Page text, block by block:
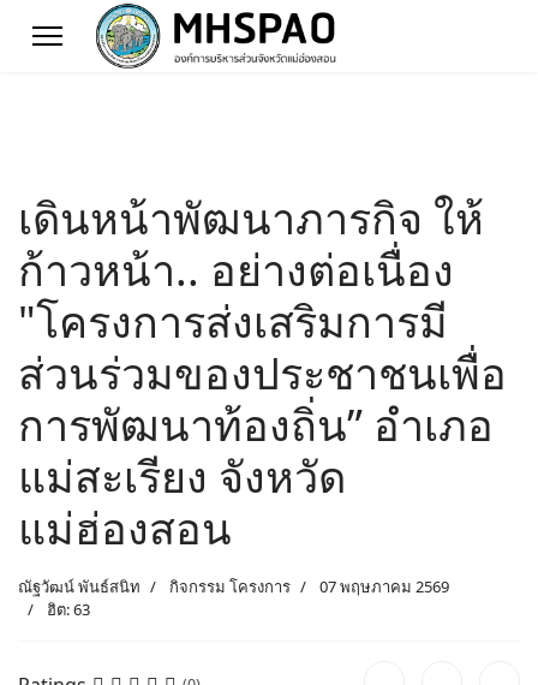
เดินหน้าพัฒนาภารกิจ ให้
ก้าวหน้า.. อย่างต่อเนื่อง
"โครงการส่งเสริมการมี
ส่วนร่วมของประชาชนเพื่อ
การพัฒนาท้องถิ่น” อำเภอ
แม่สะเรียง จังหวัด
แม่ฮ่องสอน
ณัฐวัฒน์ พันธ์สนิท กิจกรรม โครงการ
07 พฤษภาคม 2569
ฮิต: 63